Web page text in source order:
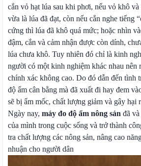
cắn vỏ hạt lúa sau khi phơi, nếu vỏ khô và
vừa là lúa đã đạt, còn nếu cắn nghe tiếng
cứng thì lúa đã khô quá mức; hoặc nhìn
đậm, cắn và cảm nhận được còn dính,
lúa chưa khô. Tuy nhiên đó chỉ là kinh
người có một kinh nghiệm khác nhau nên
chính xác không cao. Do đó dẫn đến tình
độ ẩm cân bằng mà đã xuất đi hay đem
sẽ bị ẩm mốc, chất lượng giảm và gây hại
Ngày nay, máy đo độ ẩm nông sản đã
của mình trong cuộc sống và trở thành
tra chất lượng các nông sản, nâng cao
nhuận cho người dân